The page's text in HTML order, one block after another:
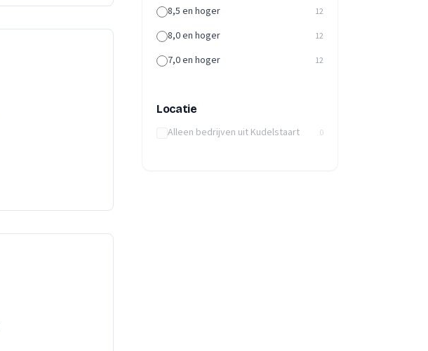
8,5 en hoger 12
8,0 en hoger 12
7,0 en hoger 12
Locatie
Alleen bedrijven uit Kudelstaart 0